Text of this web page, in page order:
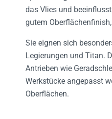
das Vlies und beeinflusst
gutem
Sie eignen sich
Legierungen und Titan.
Antrieben wie
Werkstücke angepasst
Oberflächen.